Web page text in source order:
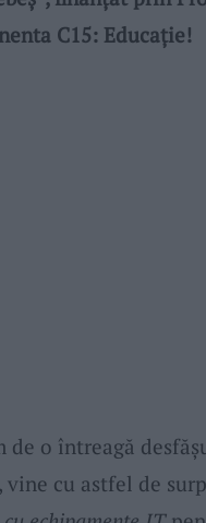
C15: Educație!
de o întreagă
vine cu astfel de